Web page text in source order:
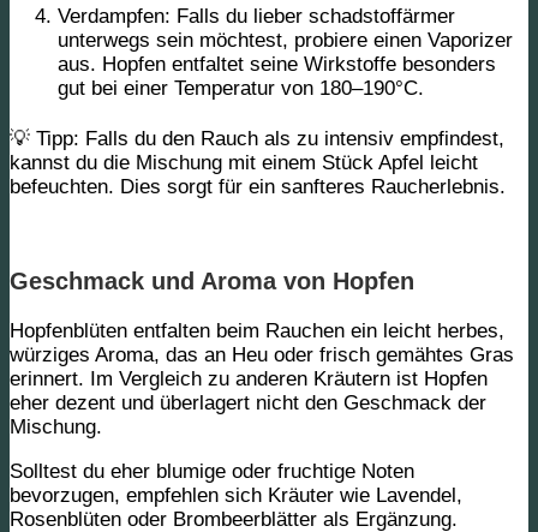
Verdampfen: Falls du lieber schadstoffärmer
unterwegs sein möchtest, probiere einen Vaporizer
aus. Hopfen entfaltet seine Wirkstoffe besonders
gut bei einer Temperatur von 180–190°C.
💡 Tipp: Falls du den Rauch als zu intensiv empfindest,
kannst du die Mischung mit einem Stück Apfel leicht
befeuchten. Dies sorgt für ein sanfteres Raucherlebnis.
Geschmack und Aroma von Hopfen
Hopfenblüten entfalten beim Rauchen ein leicht herbes,
würziges Aroma, das an Heu oder frisch gemähtes Gras
erinnert. Im Vergleich zu anderen Kräutern ist Hopfen
eher dezent und überlagert nicht den Geschmack der
Mischung.
Solltest du eher blumige oder fruchtige Noten
bevorzugen, empfehlen sich Kräuter wie Lavendel,
Rosenblüten oder Brombeerblätter als Ergänzung.